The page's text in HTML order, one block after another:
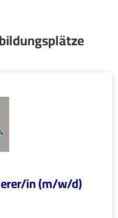
in (m/w/d)